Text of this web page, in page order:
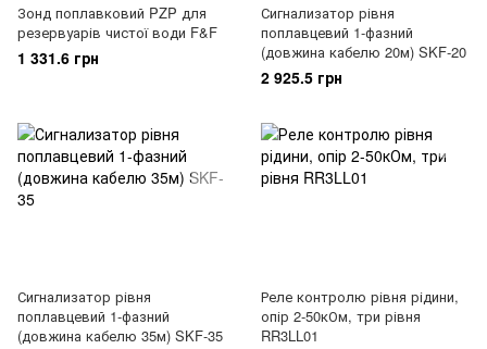
Зонд поплавковий PZP для
резервуарів чистої води F&F
1 331.6 грн
Сигнализатор рівня
поплавцевий 1-фазний
(довжина кабелю 20м) SKF-20
2 925.5 грн
Сигнализатор рівня
поплавцевий 1-фазний
(довжина кабелю 35м) SKF-35
Реле контролю рівня рідини,
опір 2-50кОм, три рівня
RR3LL01